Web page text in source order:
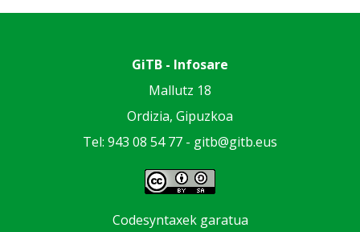
GiTB - Infosare
Mallutz 18
Ordizia, Gipuzkoa
Tel: 943 08 54 77 - gitb@gitb.eus
Codesyntaxek garatua